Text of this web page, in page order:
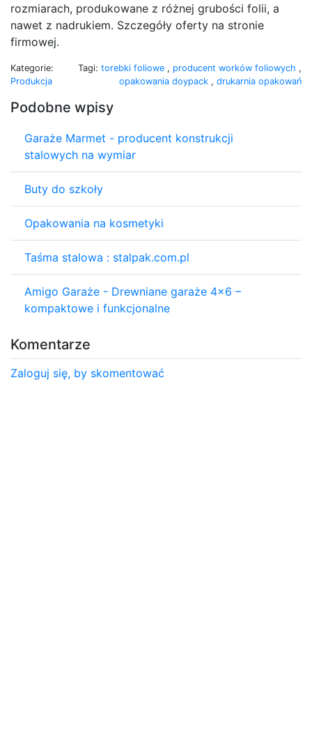
rozmiarach, produkowane z różnej grubości folii, a
nawet z nadrukiem. Szczegóły oferty na stronie
firmowej.
Kategorie:
Produkcja
Tagi: torebki foliowe , producent worków foliowych ,
opakowania doypack , drukarnia opakowań
Podobne wpisy
Garaże Marmet - producent konstrukcji
stalowych na wymiar
Buty do szkoły
Opakowania na kosmetyki
Taśma stalowa : stalpak.com.pl
Amigo Garaże - Drewniane garaże 4x6 –
kompaktowe i funkcjonalne
Komentarze
Zaloguj się, by skomentować